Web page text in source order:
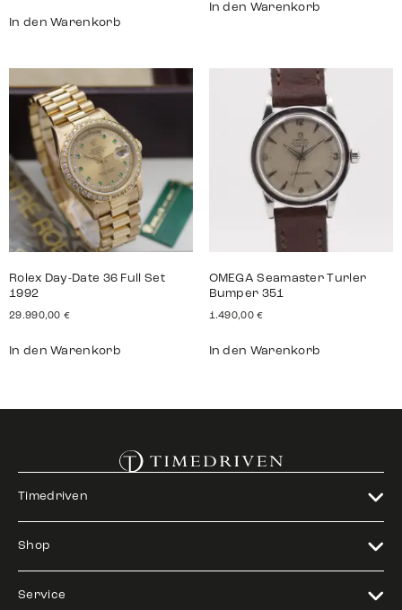
In den Warenkorb
In den Warenkorb
Rolex Day-Date 36 Full Set
1992
29.990,00 €
In den Warenkorb
OMEGA Seamaster Turler
Bumper 351
1.490,00€
In den Warenkorb
Timedriven
Shop
Service